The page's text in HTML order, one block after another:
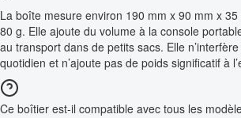
La boîte mesure environ 190 mm x 90 mm x
80 g. Elle ajoute du volume à la console
au transport dans de petits sacs. Elle
quotidien et n’ajoute pas de poids significatif à
Ce boîtier est-il compatible avec tous les